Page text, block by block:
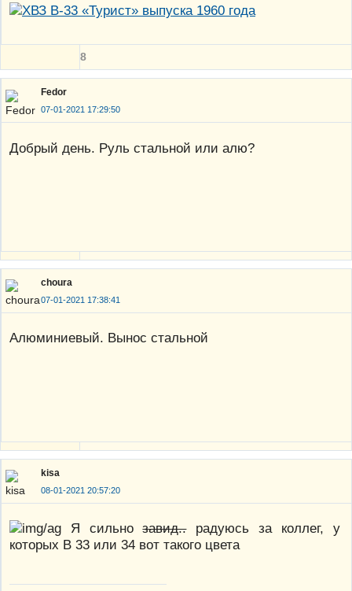
8
Fedor
07-01-2021 17:29:50
Добрый день. Руль стальной или алю?
choura
07-01-2021 17:38:41
Алюминиевый. Вынос стальной
kisa
08-01-2021 20:57:20
Я сильнозавид..радуюсь за коллег, у
которых В 33 или 34 вот такого цвета